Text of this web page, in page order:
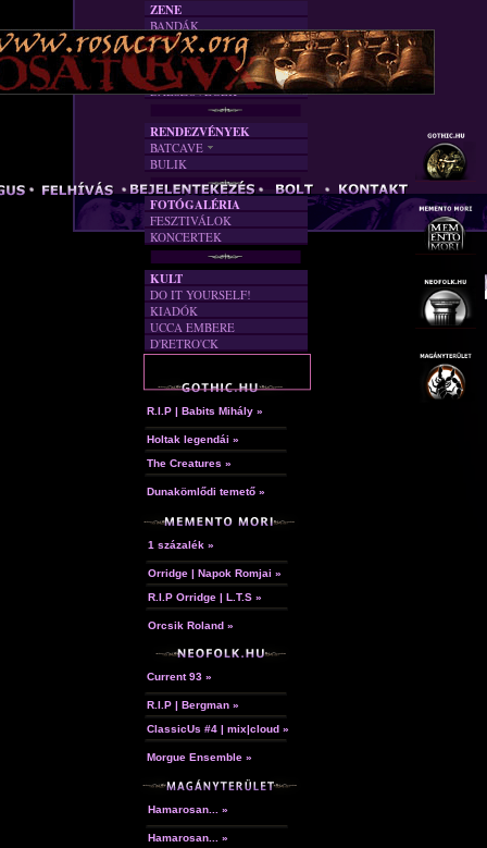
ZENE
BANDÁK
DVD
INTERJÚK
FORDÍTÁSOK
DALSZÖVEGEK
RENDEZVÉNYEK
BATCAVE
AKTUÁLIS
A MÚLT
BULIK
FOTÓGALÉRIA
FESZTIVÁLOK
KONCERTEK
KULT
DO IT YOURSELF!
KIADÓK
UCCA EMBERE
D'RETRO'CK
R.I.P | Babits Mihály »
Holtak legendái »
The Creatures »
Dunakömlődi temető »
1 százalék »
Orridge | Napok Romjai »
R.I.P Orridge | L.T.S »
Orcsik Roland »
Current 93 »
R.I.P | Bergman »
ClassicUs #4 | mix|cloud »
Morgue Ensemble »
Hamarosan... »
Hamarosan... »